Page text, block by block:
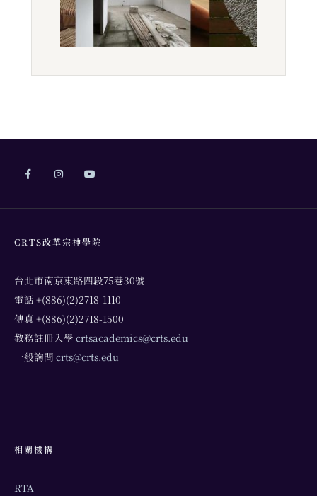
CRTS改革宗神學院
台北市南京東路四段75巷30號
電話 +(886)(2)2718-1110
傳真 +(886)(2)2718-1500
教務註冊入學 crtsacademics@crts.edu
一般詢問 crts@crts.edu
相關機構
RTA